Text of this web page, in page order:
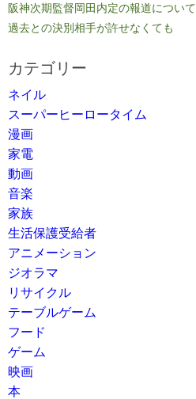
阪神次期監督岡田内定の報道について
過去との決別相手が許せなくても
カテゴリー
ネイル
スーパーヒーロータイム
漫画
家電
動画
音楽
家族
生活保護受給者
アニメーション
ジオラマ
リサイクル
テーブルゲーム
フード
ゲーム
映画
本